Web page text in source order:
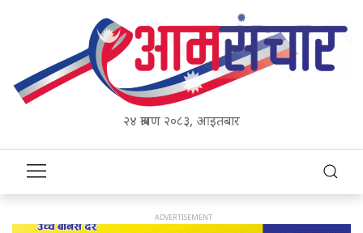
२४ श्रावण २०८३, आइतबार